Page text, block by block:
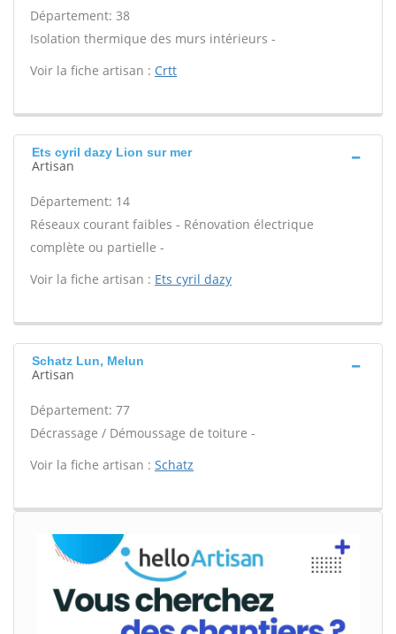
Département: 38
Isolation thermique des murs intérieurs -
Voir la fiche artisan : Crtt
Ets cyril dazy Lion sur mer
Artisan
Département: 14
Réseaux courant faibles - Rénovation électrique
complète ou partielle -
Voir la fiche artisan : Ets cyril dazy
Schatz Lun, Melun
Artisan
Département: 77
Décrassage / Démoussage de toiture -
Voir la fiche artisan : Schatz